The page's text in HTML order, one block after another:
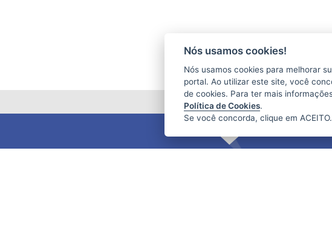
Nós usamos cookies!
Nós usamos cookies para melhorar
portal. Ao utilizar este site, você
de cookies. Para ter mais
Política de Cookies.
Se você concorda, clique em ACEITO.